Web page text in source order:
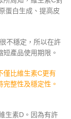
蛋白生成、提高皮
不穩定，所以在許
產品使用期限。
僅比維生素C更有
整性及穩定性。
生素D。因為有許